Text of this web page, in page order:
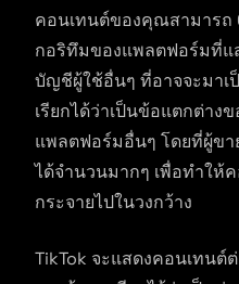
คอนเทนต์ของคุณสามารถ
กอริทึมของแพลตฟอร์มที่แ
บัญชีผู้ใช้อื่นๆ ที่อาจจะมา
เรียกได้ว่าเป็นข้อแตกต่าง
แพลตฟอร์มอื่นๆ โดยที่ผู้ขา
ได้จำนวนมากๆ เพื่อทำให้
กระจายไปในวงกว้าง
TikTok จะแสดงคอนเทน